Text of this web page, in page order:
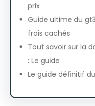
prix
Guide ultime du
frais cachés
Tout savoir sur la
: Le guide
Le guide définitif